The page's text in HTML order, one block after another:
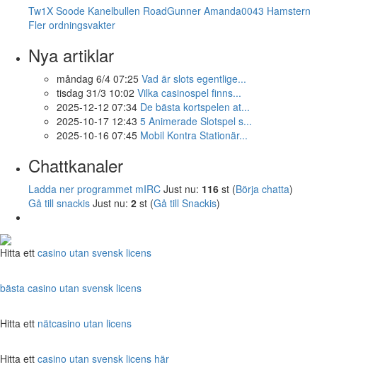
Tw1X Soode Kanelbullen RoadGunner Amanda0043 Hamstern
Fler ordningsvakter
Nya artiklar
måndag 6/4 07:25 Vad är slots egentlige...
tisdag 31/3 10:02 Vilka casinospel finns...
2025-12-12 07:34 De bästa kortspelen at...
2025-10-17 12:43 5 Animerade Slotspel s...
2025-10-16 07:45 Mobil Kontra Stationär...
Chattkanaler
Ladda ner programmet mIRC Just nu: 116 st (Börja chatta)
Gå till snackis Just nu: 2 st (Gå till Snackis)
Hitta ett casino utan svensk licens
bästa casino utan svensk licens
Hitta ett nätcasino utan licens
Hitta ett casino utan svensk licens här